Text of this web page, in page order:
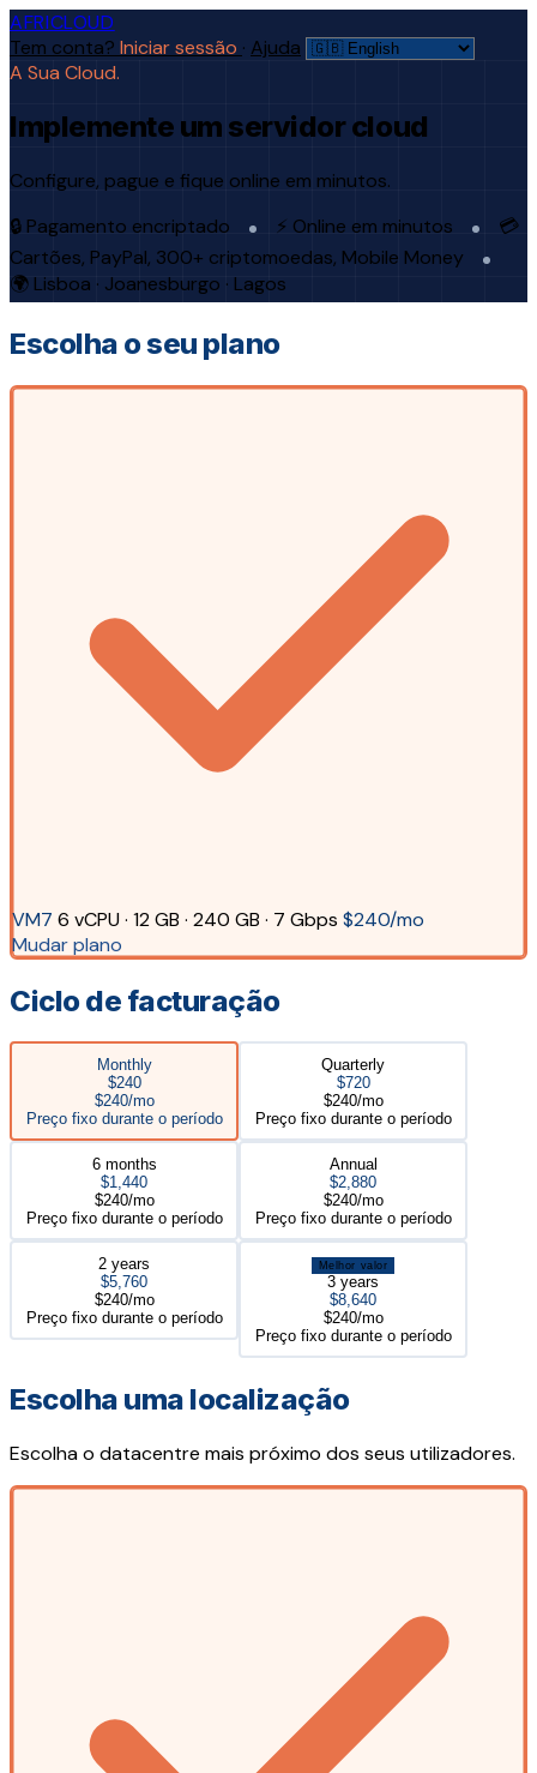
AFRICLOUD
Tem conta? Iniciar sessão · Ajuda
A Sua Cloud.
Implemente um servidor cloud
Configure, pague e fique online em minutos.
🔒 Pagamento encriptado
⚡ Online em minutos
💳
Cartões, PayPal, 300+ criptomoedas, Mobile Money
🌍 Lisboa · Joanesburgo · Lagos
Escolha o seu plano
VM7 6 vCPU · 12 GB · 240 GB · 7 Gbps $240/mo
Mudar plano
Ciclo de facturação
Monthly
$240
$240/mo
Preço fixo durante o período
Quarterly
$720
$240/mo
Preço fixo durante o período
6 months
$1,440
$240/mo
Preço fixo durante o período
Annual
$2,880
$240/mo
Preço fixo durante o período
2 years
$5,760
$240/mo
Preço fixo durante o período
Melhor valor
3 years
$8,640
$240/mo
Preço fixo durante o período
Escolha uma localização
Escolha o datacentre mais próximo dos seus utilizadores.